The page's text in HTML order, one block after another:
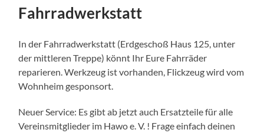
Fahrradwerkstatt
In der Fahrradwerkstatt (Erdgeschoß Haus 125, unter
der mittleren Treppe) könnt Ihr Eure Fahrräder
reparieren. Werkzeug ist vorhanden, Flickzeug wird vom
Wohnheim gesponsort.
Neuer Service: Es gibt ab jetzt auch Ersatzteile für alle
Vereinsmitglieder im Hawo e. V. ! Frage einfach deinen